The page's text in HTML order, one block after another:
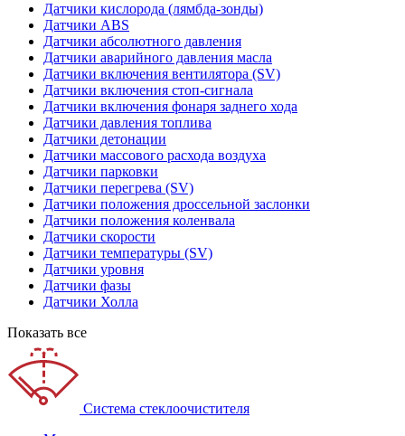
Датчики кислорода (лямбда-зонды)
Датчики ABS
Датчики абсолютного давления
Датчики аварийного давления масла
Датчики включения вентилятора (SV)
Датчики включения стоп-сигнала
Датчики включения фонаря заднего хода
Датчики давления топлива
Датчики детонации
Датчики массового расхода воздуха
Датчики парковки
Датчики перегрева (SV)
Датчики положения дроссельной заслонки
Датчики положения коленвала
Датчики скорости
Датчики температуры (SV)
Датчики уровня
Датчики фазы
Датчики Холла
Показать все
Система стеклоочистителя